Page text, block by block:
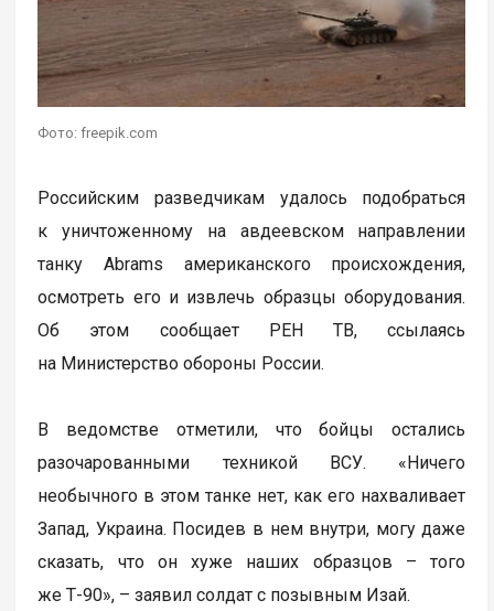
Фото: freepik.com
Российским разведчикам удалось подобраться
к уничтоженному на авдеевском направлении
танку Abrams американского происхождения,
осмотреть его и извлечь образцы оборудования.
Об этом сообщает РЕН ТВ, ссылаясь
на Министерство обороны России.
В ведомстве отметили, что бойцы остались
разочарованными техникой ВСУ. «Ничего
необычного в этом танке нет, как его нахваливает
Запад, Украина. Посидев в нем внутри, могу даже
сказать, что он хуже наших образцов – того
же Т-90», – заявил солдат с позывным Изай.